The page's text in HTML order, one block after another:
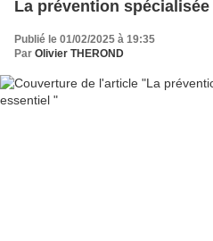
La prévention
Publié le 01/02/2025 à 19:35
Par Olivier THEROND